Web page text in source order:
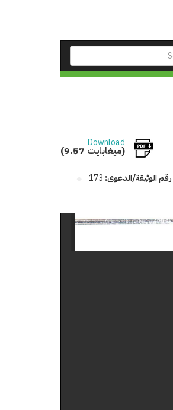
Download
(9.57 ميغابايت)
رقم الوثيقة/الدعوى: 173